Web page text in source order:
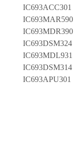
IC693ACC301
IC693MAR590
IC693MDR390
IC693DSM324
IC693MDL931
IC693DSM314
IC693APU301